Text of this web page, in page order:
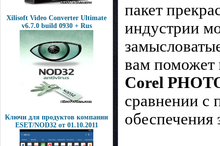
Xilisoft Video Converter Ultimate
v6.7.0 build 0930 + Rus
Ключи для продуктов компании
ESET/NOD32 от 01.10.2011
пакет
индустрии
вам
Corel
сравнении с
обеспечения